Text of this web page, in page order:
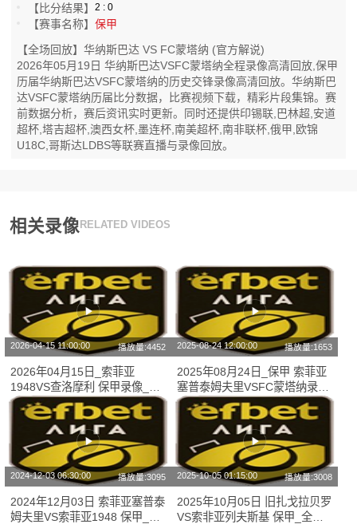
【比分结果】2 : 0
【赛事名称】保甲
【全场回放】华纳斯巴达 VS FC蒙塔纳 (官方解说)
2026年05月19日 华纳斯巴达VSFC蒙塔纳全程录像高清回放,保甲
历届华纳斯巴达VSFC蒙塔纳的历史交锋录像高清回放。华纳斯巴
达VSFC蒙塔纳历届比分数据，比赛视频下载，精彩片段集锦。赛
前数据分析，赛后资讯实时更新。同时还提供印锡联,巴林超,安道
超杯,塔吉超杯,澳西女杯,墨连杯,南美超杯,南非联杯,俄甲,欧锦
U18C,哥斯达LDBS等联赛直播与录像回放。
相关录像 RELATED VIDEOS
2026-04-15 11:00:00 播放量:4452
2026年04月15日_索菲亚
1948VS查洛摩利 保甲录像_全
场录像【视频集锦】
2025-08-24 12:00:00 播放量:1653
2025年08月24日_保甲 索菲亚
塞普泰姆夫里VSFC蒙塔纳录像
_高清录像【全场回放】
2024-12-03 06:30:00 播放量:3095
2024年12月03日 索菲亚塞普泰
姆夫里VS索菲亚1948 保甲_全
2025-10-05 01:15:00 播放量:3008
2025年10月05日 旧扎戈拉贝罗
VS索非亚列夫斯基 保甲_全场